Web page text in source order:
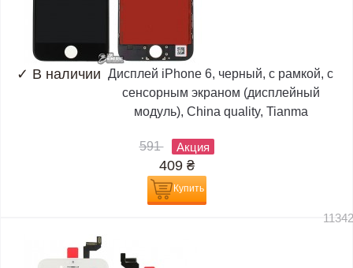
✓ В наличии Дисплей iPhone 6, черный, с рамкой, с
сенсорным экраном (дисплейный
модуль), China quality, Tianma
591 Акция
409 ₴
Купить